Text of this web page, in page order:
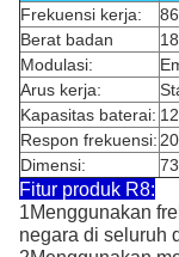
Frekuensi kerja:
Berat badan
Modulasi:
Arus kerja:
Kapasitas baterai:
Respon frekuensi:
Dimensi:
Fitur produk R8:
1Menggunakan
negara di seluruh